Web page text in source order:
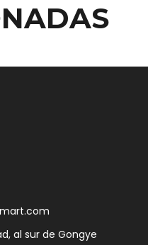
al sur de Gongye